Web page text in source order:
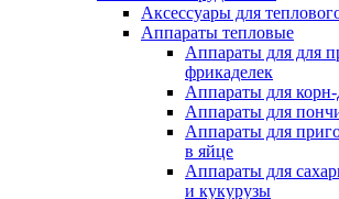
Аксессуары для
Аппараты тепловые
Аппараты для для
фрикаделек
Аппараты для корн-
Аппараты для
Аппараты для
в яйце
Аппараты для
и кукурузы